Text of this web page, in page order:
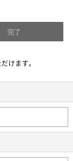
完了
けます。